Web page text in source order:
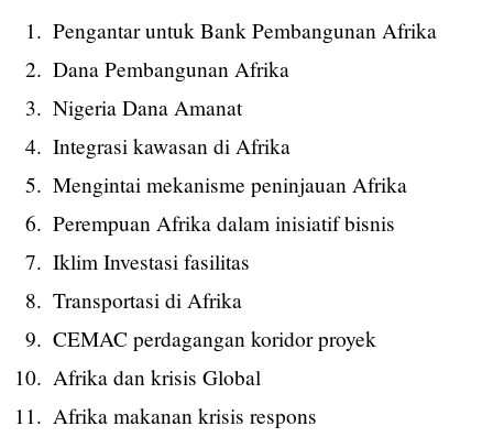
Pengantar untuk Bank Pembangunan Afrika
Dana Pembangunan Afrika
Nigeria Dana Amanat
Integrasi kawasan di Afrika
Mengintai mekanisme peninjauan Afrika
Perempuan Afrika dalam inisiatif bisnis
Iklim Investasi fasilitas
Transportasi di Afrika
CEMAC perdagangan koridor proyek
Afrika dan krisis Global
Afrika makanan krisis respons